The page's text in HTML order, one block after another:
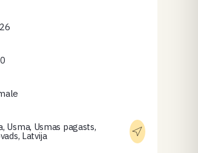
Usma, Usmas pagasts,
Latvija